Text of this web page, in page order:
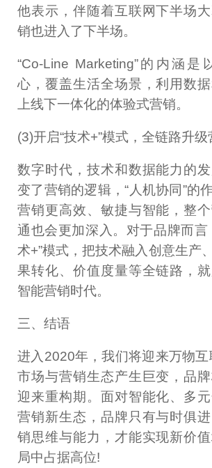
他表示，伴随着互联网下半场
销也进入了下半场。
“Co-Line Marketing”的内涵
心，覆盖生活全场景，利用数
上线下一体化的体验式营销。
(3)开启“技术+”模式，全链路升
数字时代，技术和数据能力的
变了营销的逻辑，“人机协同”的
营销更高效、敏捷与智能，整
通也会更加深入。对于品牌而言
术+”模式，把技术融入创意生产
果转化、价值度量等全链路，
智能营销时代。
三、结语
进入2020年，我们将迎来万物互
市场与营销生态产生巨变，品
迎来重构期。面对智能化、多
营销新生态，品牌只有与时俱
销思维与能力，才能实现新价
局中占据高位!